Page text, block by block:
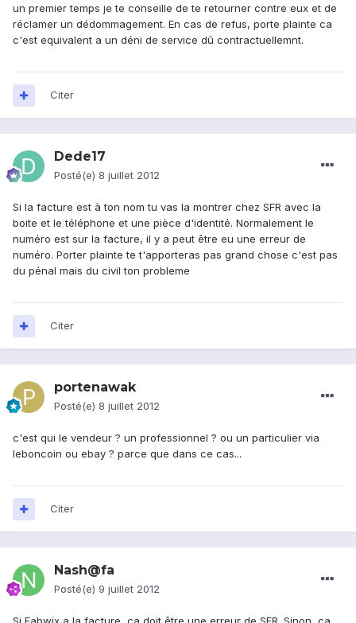
un premier temps je te conseille de te retourner contre eux et de
réclamer un dédommagement. En cas de refus, porte plainte ca
c'est equivalent a un déni de service dû contractuellemnt.
Citer
Dede17
Posté(e) 8 juillet 2012
Si la facture est à ton nom tu vas la montrer chez SFR avec la
boite et le téléphone et une pièce d'identité. Normalement le
numéro est sur la facture, il y a peut être eu une erreur de
numéro. Porter plainte te t'apporteras pas grand chose c'est pas
du pénal mais du civil ton probleme
Citer
portenawak
Posté(e) 8 juillet 2012
c'est qui le vendeur ? un professionnel ? ou un particulier via
leboncoin ou ebay ? parce que dans ce cas...
Citer
Nash@fa
Posté(e) 9 juillet 2012